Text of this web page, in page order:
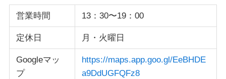
営業時間 13：30〜19：00
定休日 月・火曜日
Googleマッ
プ
https://maps.app.goo.gl/EeBHDE
a9DdUGFQFz8